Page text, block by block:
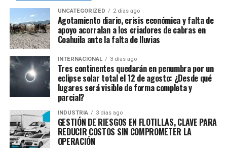
UNCATEGORIZED 2 días ago
Agotamiento diario, crisis económica y falta de
apoyo acorralan a los criadores de cabras en
Coahuila ante la falta de lluvias
INTERNACIONAL 3 días ago
Tres continentes quedarán en penumbra por un
eclipse solar total el 12 de agosto: ¿Desde qué
lugares será visible de forma completa y
parcial?
INDUSTRIA 3 días ago
GESTIÓN DE RIESGOS EN FLOTILLAS, CLAVE PARA
REDUCIR COSTOS SIN COMPROMETER LA
OPERACIÓN